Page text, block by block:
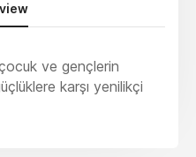
ve gençlerin
karşı yenilikçi